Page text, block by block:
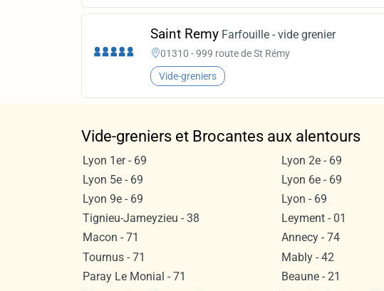
Saint Remy Farfouille - vide grenier
01310 - 999 route de St Rémy
Vide-greniers
Vide-greniers et Brocantes aux alentours
Lyon 1er - 69 Lyon 2e - 69
Lyon 5e - 69
Lyon 6e - 69
Lyon 9e - 69
Lyon - 69
Tignieu-Jameyzieu - 38
Leyment - 01
Macon - 71
Annecy - 74
Tournus - 71
Mably - 42
Paray Le Monial - 71
Beaune - 21